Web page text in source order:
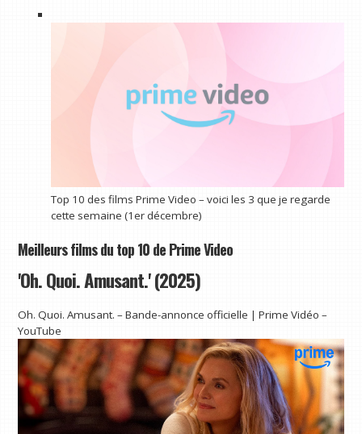
Top 10 des films Prime Video – voici les 3 que je regarde
cette semaine (1er décembre)
Meilleurs films du top 10 de Prime Video
'Oh. Quoi. Amusant.' (2025)
Oh. Quoi. Amusant. – Bande-annonce officielle | Prime Vidéo –
YouTube